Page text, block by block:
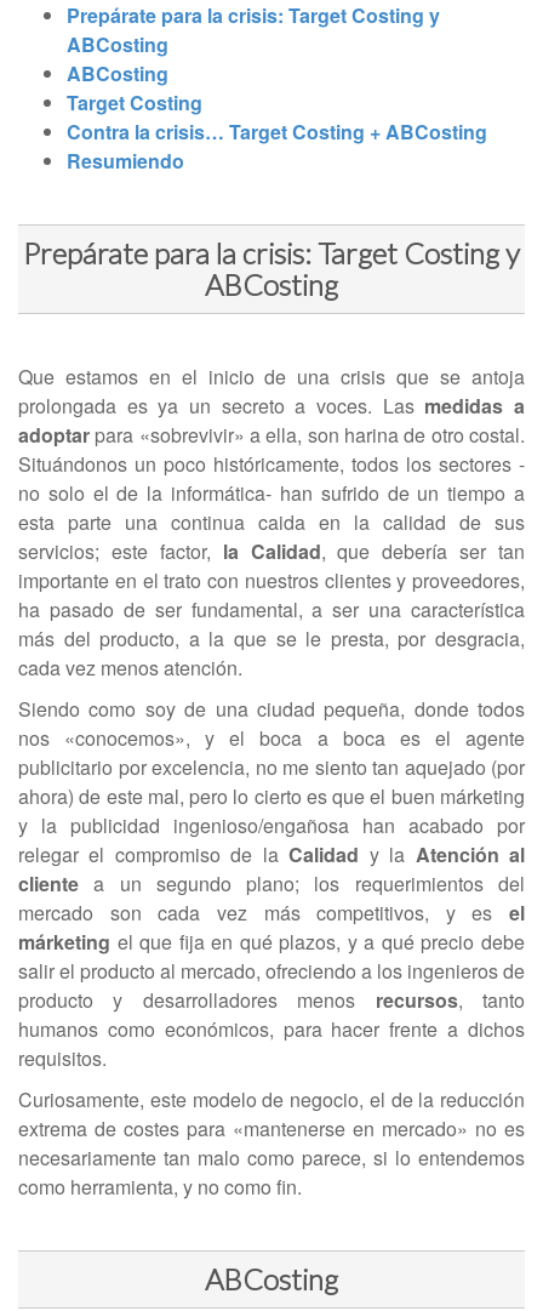
Prepárate para la crisis: Target Costing y
ABCosting
ABCosting
Target Costing
Contra la crisis… Target Costing + ABCosting
Resumiendo
Prepárate para la crisis: Target Costing y
ABCosting
Que estamos en el inicio de una crisis que se antoja
prolongada es ya un secreto a voces. Las medidas a
adoptar para «sobrevivir» a ella, son harina de otro costal.
Situándonos un poco históricamente, todos los sectores -
no solo el de la informática- han sufrido de un tiempo a
esta parte una continua caida en la calidad de sus
servicios; este factor, la Calidad, que debería ser tan
importante en el trato con nuestros clientes y proveedores,
ha pasado de ser fundamental, a ser una característica
más del producto, a la que se le presta, por desgracia,
cada vez menos atención.
Siendo como soy de una ciudad pequeña, donde todos
nos «conocemos», y el boca a boca es el agente
publicitario por excelencia, no me siento tan aquejado (por
ahora) de este mal, pero lo cierto es que el buen márketing
y la publicidad ingenioso/engañosa han acabado por
relegar el compromiso de laCalidad y la Atención al
cliente a un segundo plano; los requerimientos del
mercado son cada vez más competitivos, y es el
márketing el que fija en qué plazos, y a qué precio debe
salir el producto al mercado, ofreciendo a los ingenieros de
producto y desarrolladores menos recursos, tanto
humanos como económicos, para hacer frente a dichos
requisitos.
Curiosamente, este modelo de negocio, el de la reducción
extrema de costes para «mantenerse en mercado» no es
necesariamente tan malo como parece, si lo entendemos
como herramienta, y no como fin.
ABCosting